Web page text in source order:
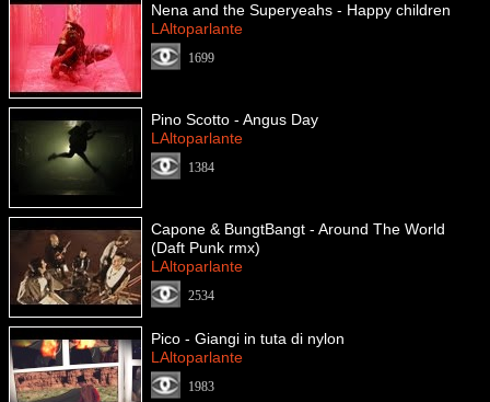
Nena and the Superyeahs - Happy children
LAltoparlante
1699
Pino Scotto - Angus Day
LAltoparlante
1384
Capone & BungtBangt - Around The World
(Daft Punk rmx)
LAltoparlante
2534
Pico - Giangi in tuta di nylon
LAltoparlante
1983